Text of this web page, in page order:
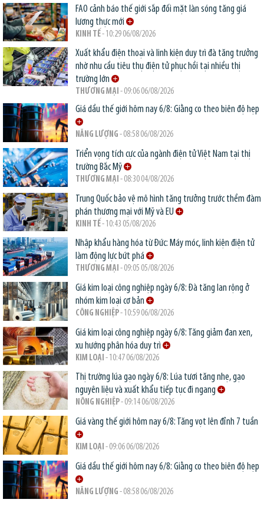
FAO cảnh báo thế giới sắp đối mặt làn sóng tăng giá
lương thực mới
KINH TẾ- 10:29 06/08/2026
Xuất khẩu điện thoại và linh kiện duy trì đà tăng trưởng
nhờ nhu cầu tiêu thụ điện tử phục hồi tại nhiều thị
trường lớn
THƯƠNG MẠI - 09:06 06/08/2026
Giá dầu thế giới hôm nay 6/8: Giằng co theo biên độ hẹp
NĂNG LƯỢNG - 08:58 06/08/2026
Triển vọng tích cực của ngành điện tử Việt Nam tại thị
trường Bắc Mỹ
THƯƠNG MẠI - 08:30 04/08/2026
Trung Quốc bảo vệ mô hình tăng trưởng trước thềm đàm
phán thương mại với Mỹ và EU
KINH TẾ- 10:43 05/08/2026
Nhập khẩu hàng hóa từ Đức: Máy móc, linh kiện điện tử
làm động lực bứt phá
THƯƠNG MẠI - 09:05 05/08/2026
Giá kim loại công nghiệp ngày 6/8: Đà tăng lan rộng ở
nhóm kim loại cơ bản
CÔNG NGHIỆP- 10:59 06/08/2026
Giá kim loại công nghiệp ngày 6/8: Tăng giảm đan xen,
xu hướng phân hóa duy trì
KIM LOẠI - 10:47 06/08/2026
Thị trường lúa gạo ngày 6/8: Lúa tươi tăng nhẹ, gạo
nguyên liệu và xuất khẩu tiếp tục đi ngang
NÔNG NGHIỆP- 09:14 06/08/2026
Giá vàng thế giới hôm nay 6/8: Tăng vọt lên đỉnh 7 tuần
KIM LOẠI - 09:06 06/08/2026
Giá dầu thế giới hôm nay 6/8: Giằng co theo biên độ hẹp
NĂNG LƯỢNG - 08:58 06/08/2026